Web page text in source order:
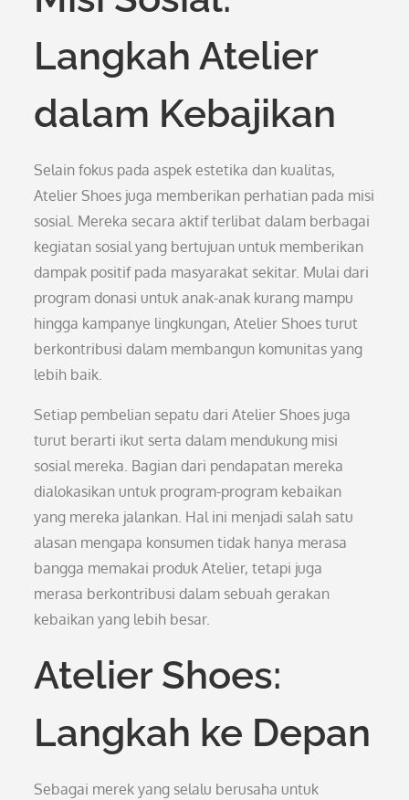
Langkah Atelier
dalam Kebajikan
Selain fokus pada aspek estetika dan kualitas,
Atelier Shoes juga memberikan perhatian pada misi
sosial. Mereka secara aktif terlibat dalam berbagai
kegiatan sosial yang bertujuan untuk memberikan
dampak positif pada masyarakat sekitar. Mulai dari
program donasi untuk anak-anak kurang mampu
hingga kampanye lingkungan, Atelier Shoes turut
berkontribusi dalam membangun komunitas yang
lebih baik.
Setiap pembelian sepatu dari Atelier Shoes juga
turut berarti ikut serta dalam mendukung misi
sosial mereka. Bagian dari pendapatan mereka
dialokasikan untuk program-program kebaikan
yang mereka jalankan. Hal ini menjadi salah satu
alasan mengapa konsumen tidak hanya merasa
bangga memakai produk Atelier, tetapi juga
merasa berkontribusi dalam sebuah gerakan
kebaikan yang lebih besar.
Atelier Shoes:
Langkah ke Depan
Sebagai merek yang selalu berusaha untuk